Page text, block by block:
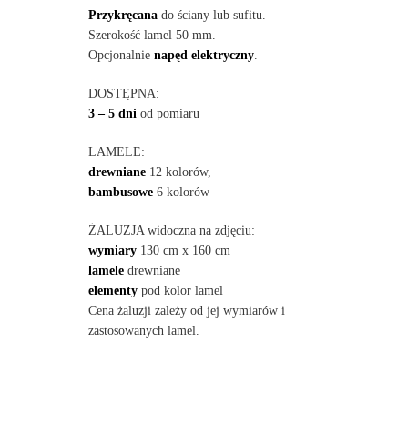
Przykręcanado ściany lub sufitu.
Szerokość lamel 50 mm.
Opcjonalnie napęd elektryczny.
DOSTĘPNA:
3 – 5 dni od pomiaru
LAMELE:
drewniane12 kolorów,
bambusowe6 kolorów
ŻALUZJA widoczna na zdjęciu:
wymiary130 cm x 160 cm
lameledrewniane
elementypod kolor lamel
Cena żaluzji zależy od jej wymiarów i
zastosowanych lamel.